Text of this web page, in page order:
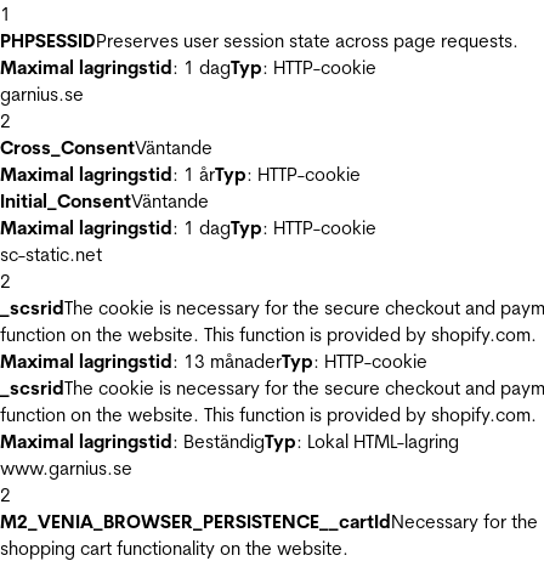
1
PHPSESSIDPreserves user session state across page requests.
Maximal lagringstid: 1 dagTyp: HTTP-cookie
garnius.se
2
Cross_ConsentVäntande
Maximal lagringstid: 1 årTyp: HTTP-cookie
Initial_ConsentVäntande
Maximal lagringstid: 1 dagTyp: HTTP-cookie
sc-static.net
2
_scsridThe cookie is necessary for the secure checkout and
function on the website. This function is provided by shopify.com.
Maximal lagringstid: 13 månaderTyp: HTTP-cookie
_scsridThe cookie is necessary for the secure checkout and
function on the website. This function is provided by shopify.com.
Maximal lagringstid: BeständigTyp: Lokal HTML-lagring
www.garnius.se
2
M2_VENIA_BROWSER_PERSISTENCE__cartIdNecessary for the
shopping cart functionality on the website.